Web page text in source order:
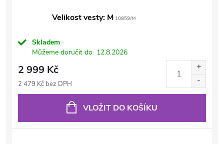
Velikost vesty: M 10859/M
Skladem
Můžeme doručit do 12.8.2026
2 999 Kč
2 479 Kč bez DPH
VLOŽIT DO KOŠÍKU